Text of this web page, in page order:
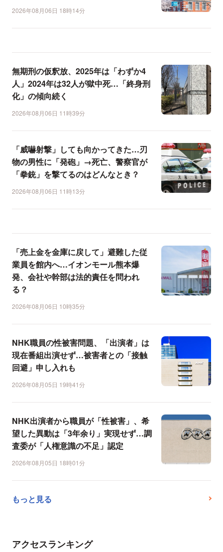
2026年08月06日 18時14分
無期刑の仮釈放、2025年は「わずか4
人」2024年は32人が獄中死…「終身刑
化」の傾向続く
2026年08月06日 11時39分
「威嚇射撃」しても向かってきた…刃
物の男性に「発砲」→死亡、警察官が
「拳銃」を撃てるのはどんなとき？
2026年08月06日 11時13分
「売上金を金庫に戻して」避難した従
業員を館内へ…イオンモール熊本爆
発、会社や幹部は法的責任を問われ
る？
2026年08月06日 10時35分
NHK職員の性被害問題、「出演者」は
現在番組出演せず…被害者との「接触
回避」申し入れも
2026年08月05日 19時41分
NHK出演者から職員が「性被害」、希
望した異動は「3年余り」実現せず…調
査委が「人権意識の不足」認定
2026年08月05日 18時01分
もっと見る
アクセスランキング